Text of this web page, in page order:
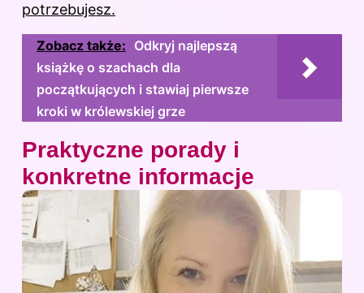
potrzebujesz.
Zobacz także: Odkryj najlepszą
książkę o szachach dla
początkujących i stawiaj pierwsze
kroki w królewskiej grze
Praktyczne porady i
konkretne informacje